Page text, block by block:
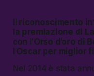
Il riconoscimento
la premiazione di
con l’Orso d’oro di
l’Oscar per miglior
Nel 2014 è stata